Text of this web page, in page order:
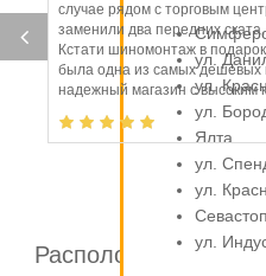
случае рядом с торговым
заменили два передних
Кстати шиномонтаж в
была одна из самых дешевых
надежный магазин с высоким
Расположение
ул.
ул.
ул.
Ялта
ул.
ул.
ул.